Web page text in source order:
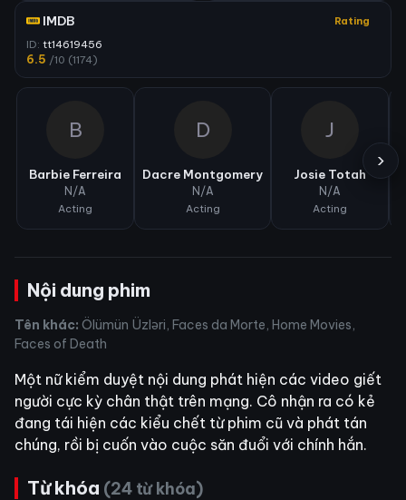
IMDB Rating
ID: tt14619456
6.5 /10 (1174)
B
Barbie Ferreira
N/A
Acting
D
Dacre Montgomery
N/A
Acting
J
Josie Totah
N/A
Acting
›
Nội dung phim
Tên khác: Ölümün Üzləri, Faces da Morte, Home Movies,
Faces of Death
Một nữ kiểm duyệt nội dung phát hiện các video giết
người cực kỳ chân thật trên mạng. Cô nhận ra có kẻ
đang tái hiện các kiểu chết từ phim cũ và phát tán
chúng, rồi bị cuốn vào cuộc săn đuổi với chính hắn.
Từ khóa (24 từ khóa)